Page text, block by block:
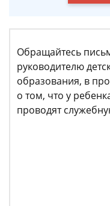
Обращайтесь
руководителю
образования, в
о том, что у
проводят